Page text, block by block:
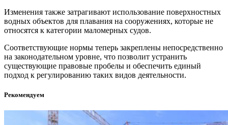
Изменения также затрагивают использование поверхностных
водных объектов для плавания на сооружениях, которые не
относятся к категории маломерных судов.
Соответствующие нормы теперь закреплены непосредственно
на законодательном уровне, что позволит устранить
существующие правовые пробелы и обеспечить единый
подход к регулированию таких видов деятельности.
Рекомендуем